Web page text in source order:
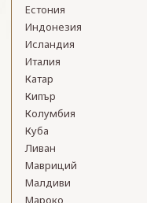
Естония
Индонезия
Исландия
Италия
Катар
Кипър
Колумбия
Куба
Ливан
Мавриций
Малдиви
Мароко